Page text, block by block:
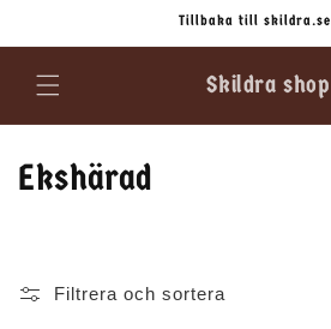
Tillbaka till skildra.se
Skildra shop
P
Ekshärad
Filtrera och sortera